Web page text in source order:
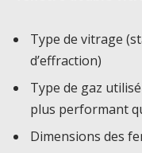
Type de vitrage
d’effraction)
Type de gaz
plus performant
Dimensions des